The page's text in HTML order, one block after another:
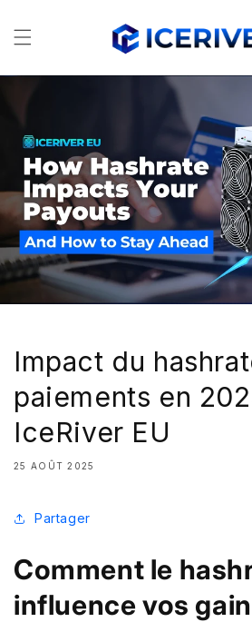
au
Impact du
paiements en
IceRiver EU
25 AOÛT 2025
Partager
Comment le
influence vos